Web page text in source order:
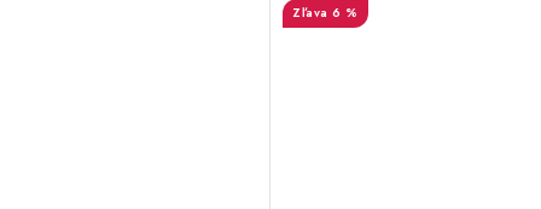
6 %